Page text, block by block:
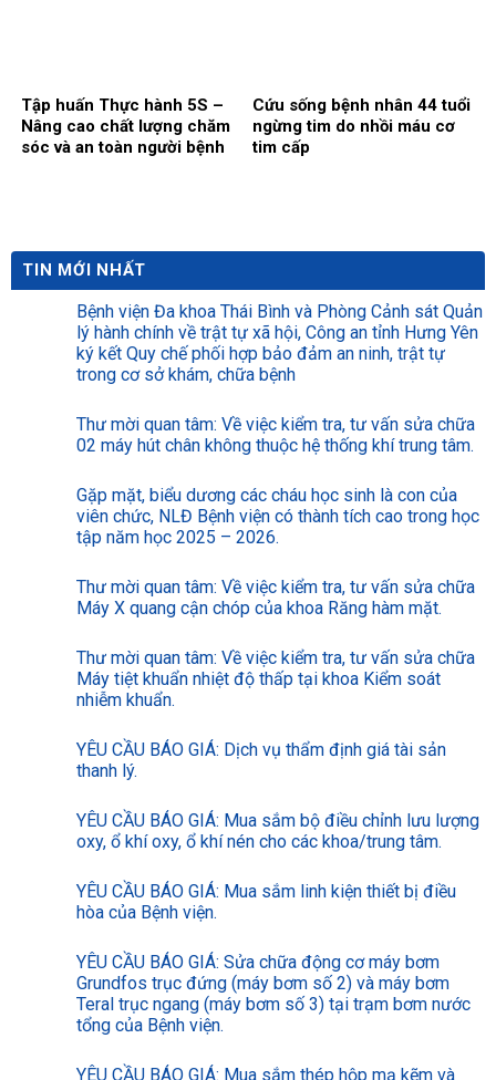
Tập huấn Thực hành 5S –
Nâng cao chất lượng chăm
sóc và an toàn người bệnh
Cứu sống bệnh nhân 44 tuổi
ngừng tim do nhồi máu cơ
tim cấp
TIN MỚI NHẤT
Bệnh viện Đa khoa Thái Bình và Phòng Cảnh sát Quản
lý hành chính về trật tự xã hội, Công an tỉnh Hưng Yên
ký kết Quy chế phối hợp bảo đảm an ninh, trật tự
trong cơ sở khám, chữa bệnh
Thư mời quan tâm: Về việc kiểm tra, tư vấn sửa chữa
02 máy hút chân không thuộc hệ thống khí trung tâm.
Gặp mặt, biểu dương các cháu học sinh là con của
viên chức, NLĐ Bệnh viện có thành tích cao trong học
tập năm học 2025 – 2026.
Thư mời quan tâm: Về việc kiểm tra, tư vấn sửa chữa
Máy X quang cận chóp của khoa Răng hàm mặt.
Thư mời quan tâm: Về việc kiểm tra, tư vấn sửa chữa
Máy tiệt khuẩn nhiệt độ thấp tại khoa Kiểm soát
nhiễm khuẩn.
YÊU CẦU BÁO GIÁ: Dịch vụ thẩm định giá tài sản
thanh lý.
YÊU CẦU BÁO GIÁ: Mua sắm bộ điều chỉnh lưu lượng
oxy, ổ khí oxy, ổ khí nén cho các khoa/trung tâm.
YÊU CẦU BÁO GIÁ: Mua sắm linh kiện thiết bị điều
hòa của Bệnh viện.
YÊU CẦU BÁO GIÁ: Sửa chữa động cơ máy bơm
Grundfos trục đứng (máy bơm số 2) và máy bơm
Teral trục ngang (máy bơm số 3) tại trạm bơm nước
tổng của Bệnh viện.
YÊU CẦU BÁO GIÁ: Mua sắm thép hộp mạ kẽm và